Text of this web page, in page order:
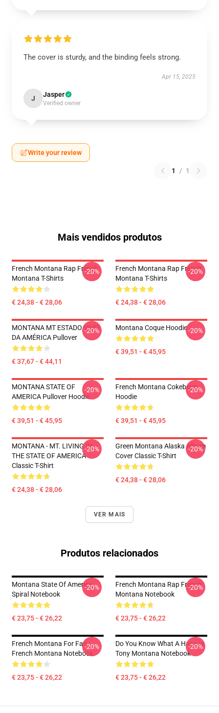
The cover is sturdy, and the binding feels strong.
Apr 15, 2025
J Jasper
Verified owner
Write your review
1 / 1
Mais vendidos produtos
French Montana Rap French
Montana T-Shirts
€ 24,38 - € 28,06
-20%
French Montana Rap French
Montana T-Shirts
€ 24,38 - € 28,06
-20%
MONTANA MT ESTADO VIVO
DA AMÉRICA Pullover
€ 37,67 - € 44,11
-20% Montana Coque Hoodie
€ 39,51 - € 45,95
-20%
MONTANA STATE OF
AMERICA Pullover Hoodie
€ 39,51 - € 45,95
-20%
French Montana Cokeboys
Hoodie
€ 39,51 - € 45,95
-20%
MONTANA - MT. LIVING IN
THE STATE OF AMERICA
Classic T-Shirt
€ 24,38 - € 28,06
-20%
Green Montana Alaska Album
Cover Classic T-Shirt
€ 24,38 - € 28,06
-20%
VER MAIS
Produtos relacionados
Montana State Of America
Spiral Notebook
€ 23,75 - € 26,22
-20%
French Montana Rap French
Montana Notebook
€ 23,75 - € 26,22
-20%
French Montana For Fan
French Montana Notebook
€ 23,75 - € 26,22
-20%
Do You Know What A Hasa Is
Tony Montana Notebook
€ 23,75 - € 26,22
-20%